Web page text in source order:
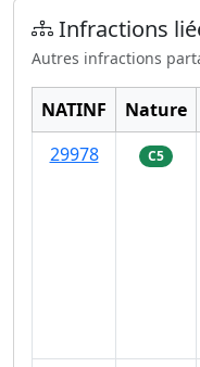
Infractions
Autres infractions
NATINF Nature
29978
C5